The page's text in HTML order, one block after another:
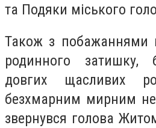
та Подяки міського
Також з побажаннями
родинного затишку,
довгих щасливих
безхмарним мирним
звернувся голова